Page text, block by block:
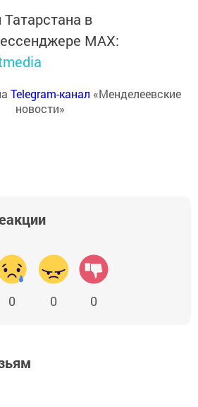
в
MАХ:
Telegram-канал «Менделеевские
новости»
0 0 0